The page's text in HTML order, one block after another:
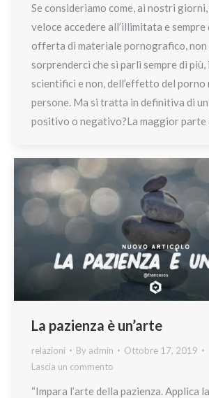
Se consideriamo come, ai nostri giorni,
veloce accedere all’illimitata e sempre
offerta di materiale pornografico, non
sorprenderci che si parli sempre di più,
scientifici e non, dell’effetto del porno
persone. Ma si tratta in definitiva di
positivo o negativo?La maggior parte
La pazienza è un’arte
relazioni By admin
Ottobre 17, 2019
Lascia un commento
“Impara l’arte della pazienza. Applica